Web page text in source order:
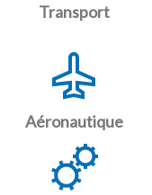
Transport
Aéronautique